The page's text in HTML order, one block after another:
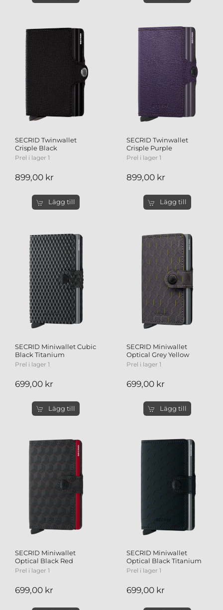
SECRID Twinwallet
Crisple Black
Prel i lager 1
899,00 kr
Lägg till
SECRID Twinwallet
Crisple Purple
Prel i lager 1
899,00 kr
Lägg till
SECRID Miniwallet Cubic
Black Titanium
Prel i lager 1
699,00 kr
Lägg till
SECRID Miniwallet
Optical Grey Yellow
Prel i lager 1
699,00 kr
Lägg till
SECRID Miniwallet
Optical Black Red
Prel i lager 1
699,00 kr
SECRID Miniwallet
Optical Black Titanium
Prel i lager 1
699,00 kr